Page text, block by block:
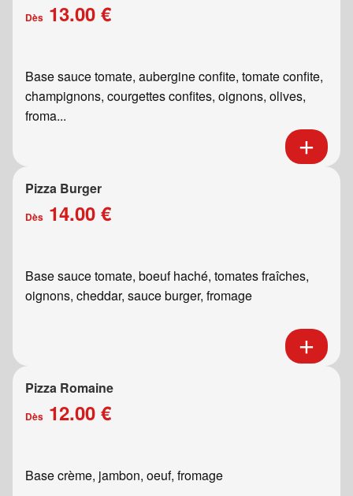
Dès 13.00 €
Base sauce tomate, aubergine confite, tomate confite,
champignons, courgettes confites, oignons, olives,
froma...
Pizza Burger
Dès 14.00 €
Base sauce tomate, boeuf haché, tomates fraîches,
oignons, cheddar, sauce burger, fromage
Pizza Romaine
Dès 12.00 €
Base crème, jambon, oeuf, fromage